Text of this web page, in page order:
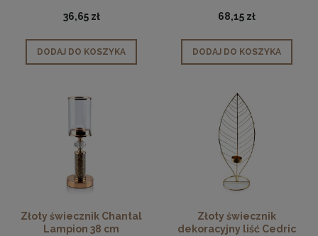
36,65 zł
DODAJ DO KOSZYKA
68,15 zł
DODAJ DO KOSZYKA
Złoty świecznik Chantal
Lampion 38 cm
Złoty świecznik
dekoracyjny liść Cedric